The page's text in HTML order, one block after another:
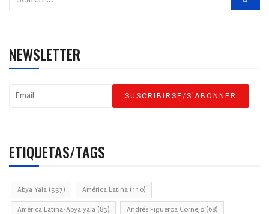
NEWSLETTER
ETIQUETAS/TAGS
Abya Yala (557) América Latina (110)
América Latina-Abya yala (85) Andrés Figueroa Cornejo (68)